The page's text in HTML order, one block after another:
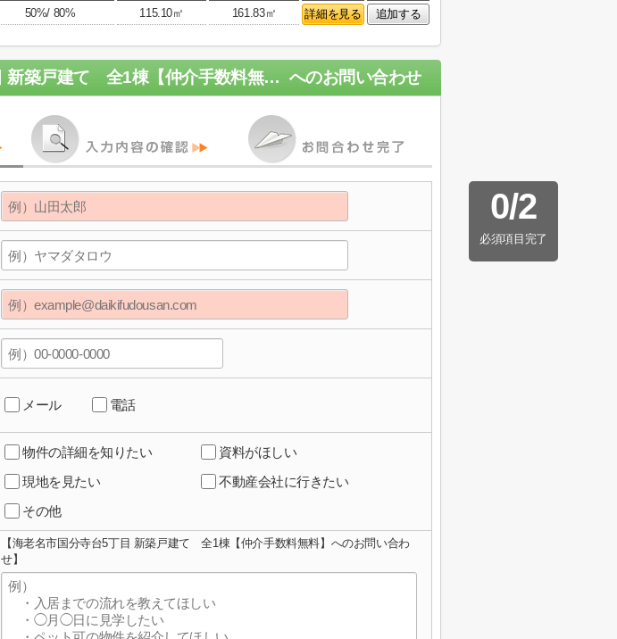
50%/ 80% 115.10㎡ 161.83㎡ 詳細を見る 追加する
海老名市国分寺台5丁目 新築戸建て 全1棟【仲介手数料無料】 へのお問い合わせ
0/2
必須項目完了
メール 電話
物件の詳細を知りたい
資料がほしい
現地を見たい
不動産会社に行きたい
その他
【海老名市国分寺台5丁目 新築戸建て 全1棟【仲介手数料無料】へのお問い合わ
せ】